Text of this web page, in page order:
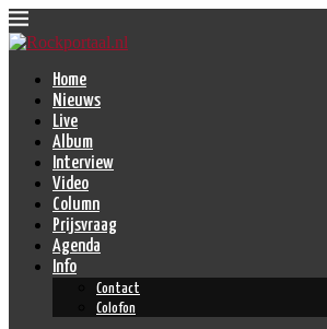
Home
Nieuws
Live
Album
Interview
Video
Column
Prijsvraag
Agenda
Info
Contact
Colofon